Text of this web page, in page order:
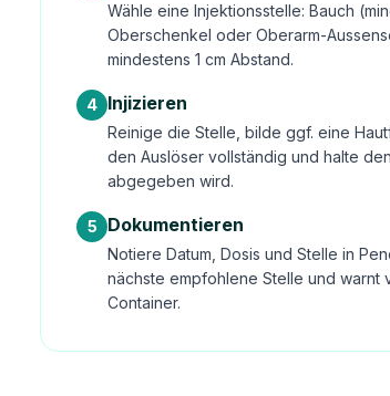
Wähle eine Injektionsstelle: Bauch
Oberschenkel oder Oberarm-
mindestens 1 cm Abstand.
4 Injizieren
Reinige die Stelle, bilde ggf. eine
den Auslöser vollständig und halte
abgegeben wird.
5 Dokumentieren
Notiere Datum, Dosis und Stelle in
nächste empfohlene Stelle und warnt
Container.